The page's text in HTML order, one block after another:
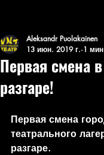
Первая смена
разгаре!
Aleksandr Puolakainen
13 июн. 2019 г. 1
Первая смена
театрального
разгаре.